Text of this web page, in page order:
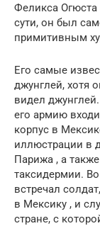
Феликса
сути, он был
примитивным
Его самые
джунглей, хотя
видел
его армию
корпус в
иллюстрации в
Парижа , а
таксидермии.
встречал
в Мексику , и
стране, с